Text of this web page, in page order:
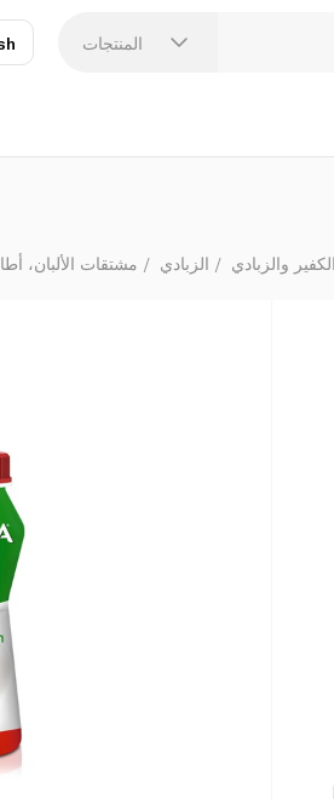
المنتجات
مشتقات الألبان، الزبادي والزبادي